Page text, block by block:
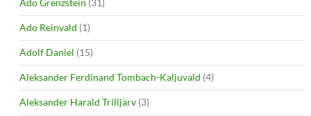
Ado Grenzstein (31)
Ado Reinvald (1)
Adolf Daniel (15)
Aleksander Ferdinand Tombach-Kaljuvald (4)
Aleksander Harald Trilljärv (3)